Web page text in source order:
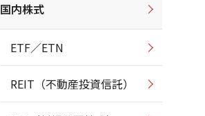
国内株式
ETF／ETN
REIT（不動産投資信託）